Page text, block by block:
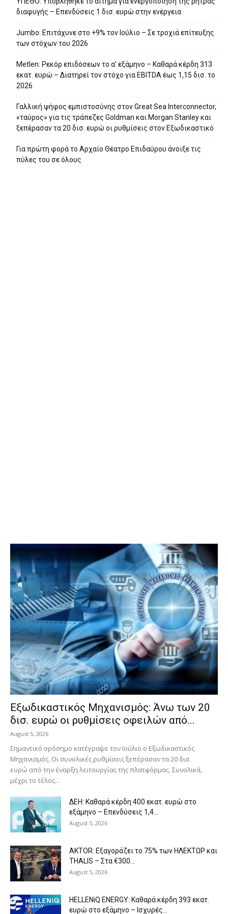
διαφυγής – Επενδύσεις 1 δισ. ευρώ στην ενέργεια
Jumbo: Επιτάχυνε στο +9% τον Ιούλιο – Σε τροχιά επίτευξης
των στόχων του 2026
Metlen: Ρεκόρ επιδόσεων το α’ εξάμηνο – Kαθαρά κέρδη 313
εκατ. ευρώ – Διατηρεί τον στόχο για EBITDA έως 1,15 δισ. το
2026
Γαλλική ψήφος εμπιστοσύνης στον Great Sea Interconnector,
«ταύρος» για τις τράπεζες Goldman και Morgan Stanley και
ξεπέρασαν τα 20 δισ. ευρώ οι ρυθμίσεις στον Εξωδικαστικό
Για πρώτη φορά το Αρχαίο Θέατρο Επιδαύρου άνοιξε τις
πύλες του σε όλους
Eξωδικαστικός Μηχανισμός: Άνω των 20
δισ. ευρώ οι ρυθμίσεις οφειλών από...
August 5, 2026
Σημαντικό ορόσημο κατέγραψε τον Ιούλιο ο Εξωδικαστικός
Μηχανισμός. Οι συνολικές ρυθμίσεις ξεπέρασαν τα 20 δισ.
ευρώ από την έναρξη λειτουργίας της πλατφόρμας. Συνολικά,
μέχρι το τέλος...
ΔΕΗ: Καθαρά κέρδη 400 εκατ. ευρώ στο
εξάμηνο – Επενδύσεις 1,4...
August 5, 2026
AKTOR: Εξαγοράζει το 75% των ΗΛΕΚΤΩΡ και
THALIS – Στα €300...
August 5, 2026
HELLENiQ ENERGY: Καθαρά κέρδη 393 εκατ.
ευρώ στο εξάμηνο – Ισχυρές...